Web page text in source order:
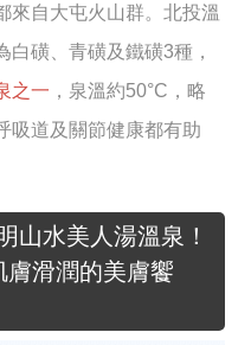
來自大屯火山群。北投溫
磺、青磺及鐵磺3種，
之一 ，泉溫約50°C，略
吸道及關節健康都有助
山水美人湯溫泉！
滑潤的美膚饗